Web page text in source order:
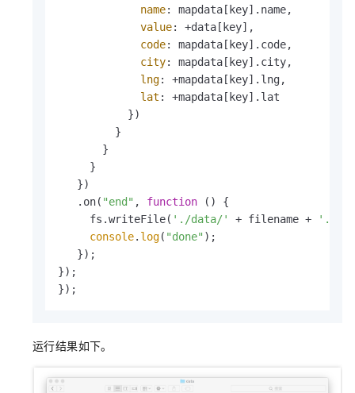
name: mapdata[key].name,
value: +data[key],
code: mapdata[key].code,
city: mapdata[key].city,
lng: +mapdata[key].lng,
lat : +mapdata[key].lat
           })
         }
       }
     }
   })
   .on(
"end" , function ( ) {
     fs.writeFile(
'./data/' + filename +
console. log( "done" );
   });
});
});
运行结果如下。